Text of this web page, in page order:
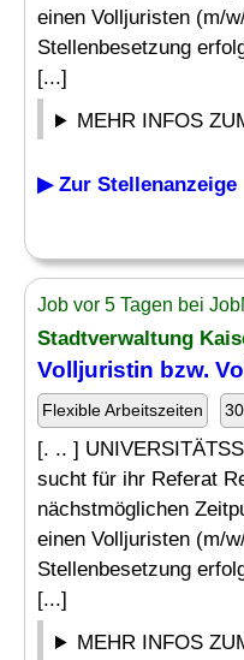
einen Volljuristen (m/
Stellenbesetzung
[...]
MEHR INFOS
▶ Zur Stellenanzeige
Job vor 5 Tagen bei
Stadtverwaltung
Volljuristin bzw.
Flexible Arbeitszeiten
[. .. ]
sucht für ihr Referat
nächstmöglichen
einen Volljuristen (m/
Stellenbesetzung
[...]
MEHR INFOS